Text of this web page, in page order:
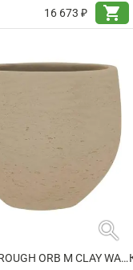
16 673 ₽
shopping_cart
search
КАШПО ROUGH ORB M CLAY WASHED